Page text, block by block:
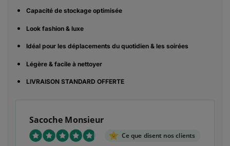
Capacité de stockage optimisée
Look fashion & luxe
Idéal pour les déplacements du quotidien & les soirées
Légère & facile à nettoyer
LIVRAISON STANDARD OFFERTE
Sacoche Monsieur
Ce que disent nos clients